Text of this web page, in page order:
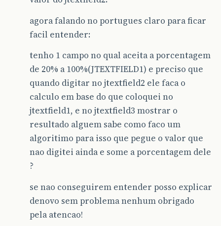
agora falando no portugues claro para ficar
facil entender:
tenho 1 campo no qual aceita a porcentagem
de 20% a 100%(JTEXTFIELD1) e preciso que
quando digitar no jtextfield2 ele faca o
calculo em base do que coloquei no
jtextfield1, e no jtextfield3 mostrar o
resultado alguem sabe como faco um
algoritimo para isso que pegue o valor que
nao digitei ainda e some a porcentagem dele
?
se nao conseguirem entender posso explicar
denovo sem problema nenhum obrigado
pela atencao!